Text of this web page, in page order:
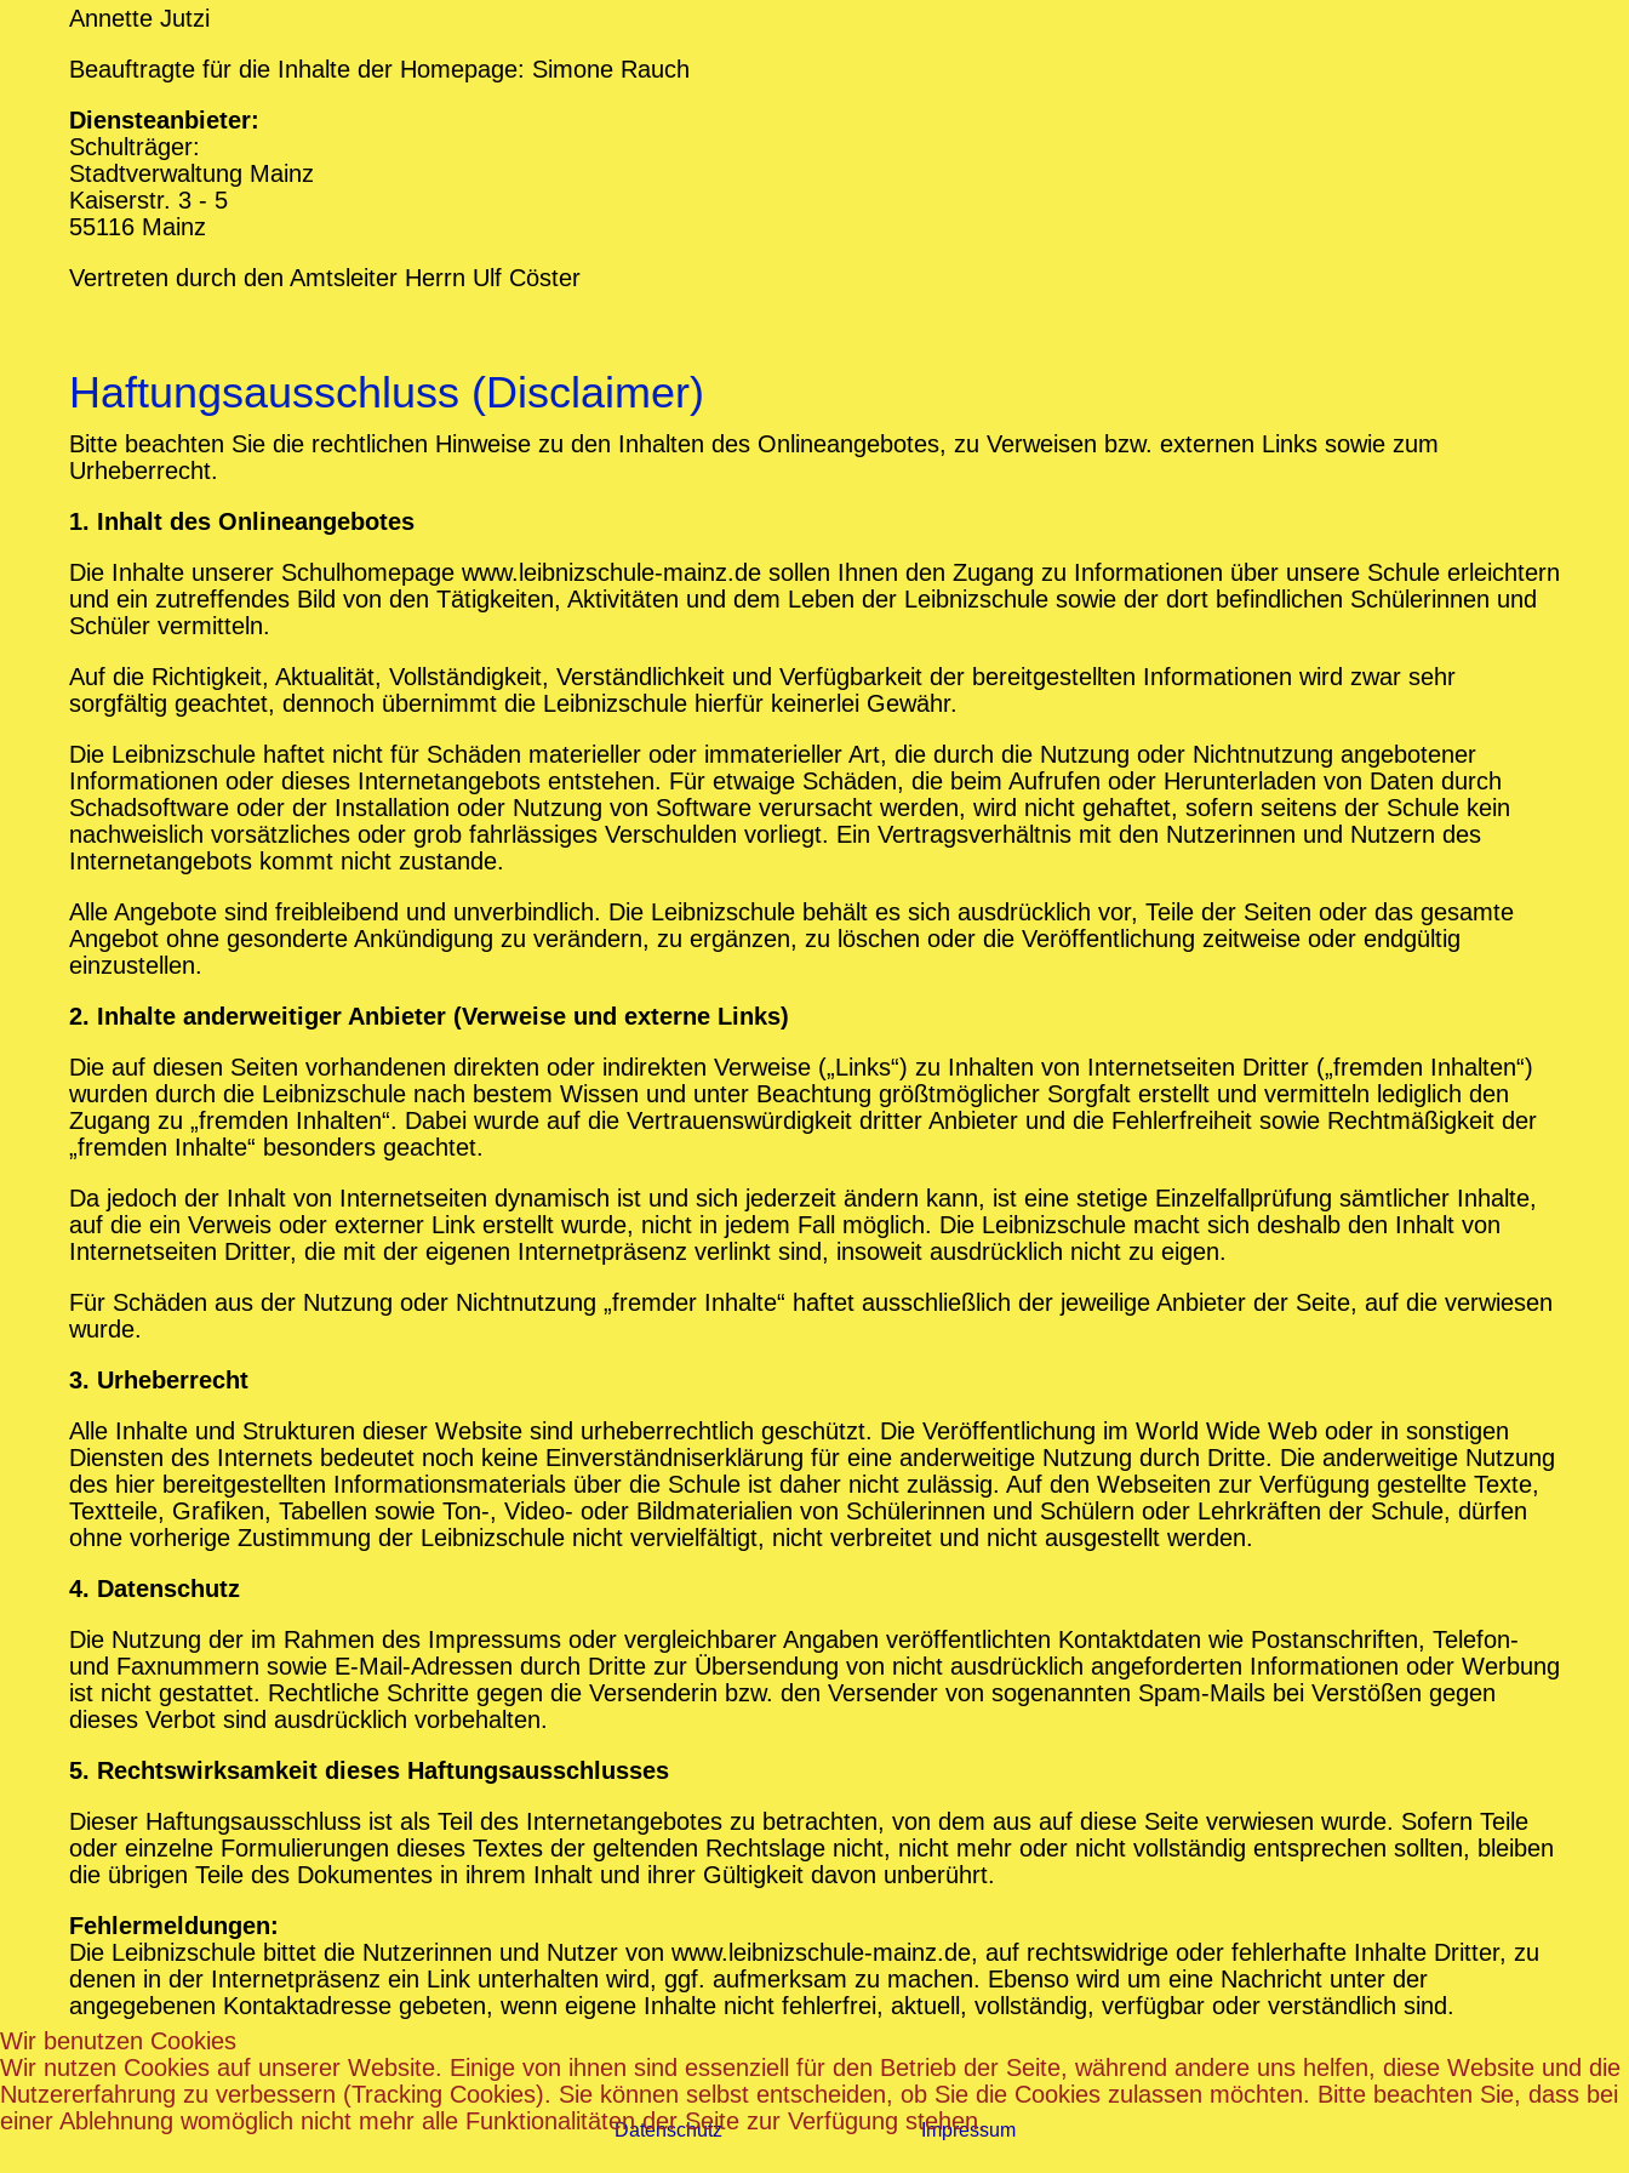
Annette Jutzi
Beauftragte für die Inhalte der Homepage: Simone Rauch
Diensteanbieter:
Schulträger:
Stadtverwaltung Mainz
Kaiserstr. 3 - 5
55116 Mainz
Vertreten durch den Amtsleiter Herrn Ulf Cöster
Haftungsausschluss (Disclaimer)
Bitte beachten Sie die rechtlichen Hinweise zu den Inhalten des Onlineangebotes, zu Verweisen bzw. externen Links sowie zum
Urheberrecht.
1. Inhalt des Onlineangebotes
Die Inhalte unserer Schulhomepage www.leibnizschule-mainz.de sollen Ihnen den Zugang zu Informationen über unsere Schule erleichtern
und ein zutreffendes Bild von den Tätigkeiten, Aktivitäten und dem Leben der Leibnizschule sowie der dort befindlichen Schülerinnen und
Schüler vermitteln.
Auf die Richtigkeit, Aktualität, Vollständigkeit, Verständlichkeit und Verfügbarkeit der bereitgestellten Informationen wird zwar sehr
sorgfältig geachtet, dennoch übernimmt die Leibnizschule hierfür keinerlei Gewähr.
Die Leibnizschule haftet nicht für Schäden materieller oder immaterieller Art, die durch die Nutzung oder Nichtnutzung angebotener
Informationen oder dieses Internetangebots entstehen. Für etwaige Schäden, die beim Aufrufen oder Herunterladen von Daten durch
Schadsoftware oder der Installation oder Nutzung von Software verursacht werden, wird nicht gehaftet, sofern seitens der Schule kein
nachweislich vorsätzliches oder grob fahrlässiges Verschulden vorliegt. Ein Vertragsverhältnis mit den Nutzerinnen und Nutzern des
Internetangebots kommt nicht zustande.
Alle Angebote sind freibleibend und unverbindlich. Die Leibnizschule behält es sich ausdrücklich vor, Teile der Seiten oder das gesamte
Angebot ohne gesonderte Ankündigung zu verändern, zu ergänzen, zu löschen oder die Veröffentlichung zeitweise oder endgültig
einzustellen.
2. Inhalte anderweitiger Anbieter (Verweise und externe Links)
Die auf diesen Seiten vorhandenen direkten oder indirekten Verweise („Links“) zu Inhalten von Internetseiten Dritter („fremden Inhalten“)
wurden durch die Leibnizschule nach bestem Wissen und unter Beachtung größtmöglicher Sorgfalt erstellt und vermitteln lediglich den
Zugang zu „fremden Inhalten“. Dabei wurde auf die Vertrauenswürdigkeit dritter Anbieter und die Fehlerfreiheit sowie Rechtmäßigkeit der
„fremden Inhalte“ besonders geachtet.
Da jedoch der Inhalt von Internetseiten dynamisch ist und sich jederzeit ändern kann, ist eine stetige Einzelfallprüfung sämtlicher Inhalte,
auf die ein Verweis oder externer Link erstellt wurde, nicht in jedem Fall möglich. Die Leibnizschule macht sich deshalb den Inhalt von
Internetseiten Dritter, die mit der eigenen Internetpräsenz verlinkt sind, insoweit ausdrücklich nicht zu eigen.
Für Schäden aus der Nutzung oder Nichtnutzung „fremder Inhalte“ haftet ausschließlich der jeweilige Anbieter der Seite, auf die verwiesen
wurde.
3. Urheberrecht
Alle Inhalte und Strukturen dieser Website sind urheberrechtlich geschützt. Die Veröffentlichung im World Wide Web oder in sonstigen
Diensten des Internets bedeutet noch keine Einverständniserklärung für eine anderweitige Nutzung durch Dritte. Die anderweitige Nutzung
des hier bereitgestellten Informationsmaterials über die Schule ist daher nicht zulässig. Auf den Webseiten zur Verfügung gestellte Texte,
Textteile, Grafiken, Tabellen sowie Ton-, Video- oder Bildmaterialien von Schülerinnen und Schülern oder Lehrkräften der Schule, dürfen
ohne vorherige Zustimmung der Leibnizschule nicht vervielfältigt, nicht verbreitet und nicht ausgestellt werden.
4. Datenschutz
Die Nutzung der im Rahmen des Impressums oder vergleichbarer Angaben veröffentlichten Kontaktdaten wie Postanschriften, Telefon-
und Faxnummern sowie E-Mail-Adressen durch Dritte zur Übersendung von nicht ausdrücklich angeforderten Informationen oder Werbung
ist nicht gestattet. Rechtliche Schritte gegen die Versenderin bzw. den Versender von sogenannten Spam-Mails bei Verstößen gegen
dieses Verbot sind ausdrücklich vorbehalten.
5. Rechtswirksamkeit dieses Haftungsausschlusses
Dieser Haftungsausschluss ist als Teil des Internetangebotes zu betrachten, von dem aus auf diese Seite verwiesen wurde. Sofern Teile
oder einzelne Formulierungen dieses Textes der geltenden Rechtslage nicht, nicht mehr oder nicht vollständig entsprechen sollten, bleiben
die übrigen Teile des Dokumentes in ihrem Inhalt und ihrer Gültigkeit davon unberührt.
Fehlermeldungen:
Die Leibnizschule bittet die Nutzerinnen und Nutzer von www.leibnizschule-mainz.de, auf rechtswidrige oder fehlerhafte Inhalte Dritter, zu
denen in der Internetpräsenz ein Link unterhalten wird, ggf. aufmerksam zu machen. Ebenso wird um eine Nachricht unter der
angegebenen Kontaktadresse gebeten, wenn eigene Inhalte nicht fehlerfrei, aktuell, vollständig, verfügbar oder verständlich sind.
Datenschutz Impressum
Wir benutzen Cookies
Wir nutzen Cookies auf unserer Website. Einige von ihnen sind essenziell für den Betrieb der Seite, während andere uns helfen, diese Website und die
Nutzererfahrung zu verbessern (Tracking Cookies). Sie können selbst entscheiden, ob Sie die Cookies zulassen möchten. Bitte beachten Sie, dass bei
einer Ablehnung womöglich nicht mehr alle Funktionalitäten der Seite zur Verfügung stehen.